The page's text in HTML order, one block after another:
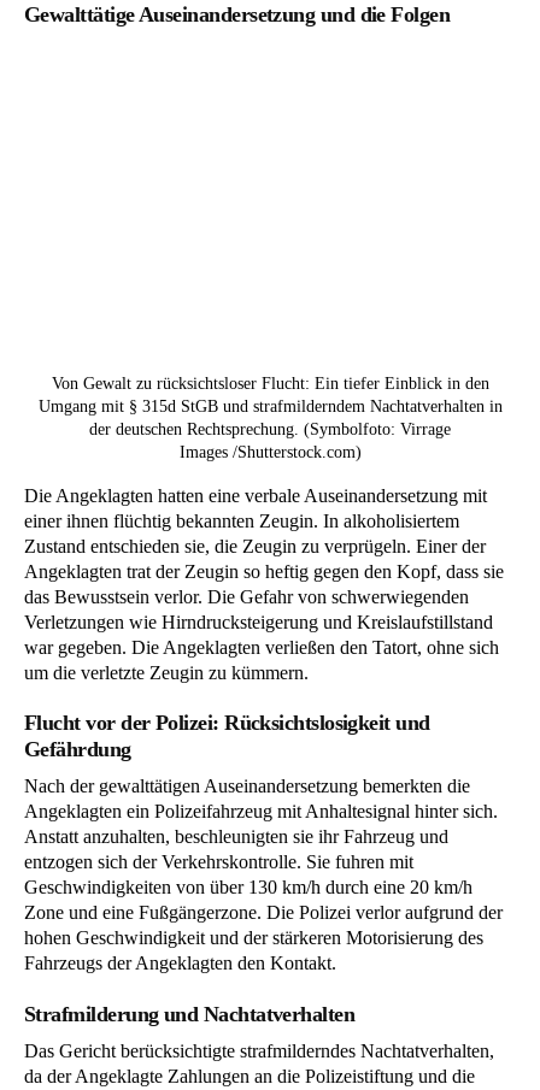
Gewalttätige Auseinandersetzung und die Folgen
Von Gewalt zu rücksichtsloser Flucht: Ein tiefer Einblick in den
Umgang mit § 315d StGB und strafmilderndem Nachtatverhalten in
der deutschen Rechtsprechung. (Symbolfoto: Virrage
Images /Shutterstock.com)
Die Angeklagten hatten eine verbale Auseinandersetzung mit
einer ihnen flüchtig bekannten Zeugin. In alkoholisiertem
Zustand entschieden sie, die Zeugin zu verprügeln. Einer der
Angeklagten trat der Zeugin so heftig gegen den Kopf, dass sie
das Bewusstsein verlor. Die Gefahr von schwerwiegenden
Verletzungen wie Hirndrucksteigerung und Kreislaufstillstand
war gegeben. Die Angeklagten verließen den Tatort, ohne sich
um die verletzte Zeugin zu kümmern.
Flucht vor der Polizei: Rücksichtslosigkeit und
Gefährdung
Nach der gewalttätigen Auseinandersetzung bemerkten die
Angeklagten ein Polizeifahrzeug mit Anhaltesignal hinter sich.
Anstatt anzuhalten, beschleunigten sie ihr Fahrzeug und
entzogen sich der Verkehrskontrolle. Sie fuhren mit
Geschwindigkeiten von über 130 km/h durch eine 20 km/h
Zone und eine Fußgängerzone. Die Polizei verlor aufgrund der
hohen Geschwindigkeit und der stärkeren Motorisierung des
Fahrzeugs der Angeklagten den Kontakt.
Strafmilderung und Nachtatverhalten
Das Gericht berücksichtigte strafmilderndes Nachtatverhalten,
da der Angeklagte Zahlungen an die Polizeistiftung und die